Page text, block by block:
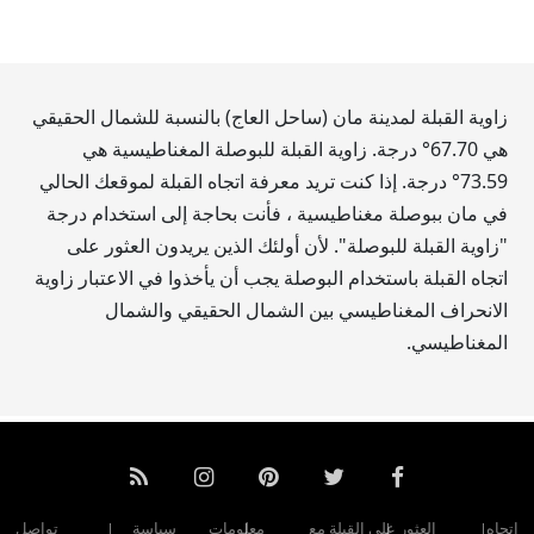
زاوية القبلة لمدينة مان (ساحل العاج) بالنسبة للشمال الحقيقي
هي67.70° درجة. زاوية القبلة للبوصلة المغناطيسية هي
73.59° درجة. إذا كنت تريد معرفة اتجاه القبلة لموقعك الحالي
في مان ببوصلة مغناطيسية ، فأنت بحاجة إلى استخدام درجة
"زاوية القبلة للبوصلة". لأن أولئك الذين يريدون العثور على
اتجاه القبلة باستخدام البوصلة يجب أن يأخذوا في الاعتبار زاوية
الانحراف المغناطيسي بين الشمال الحقيقي والشمال
المغناطيسي.
اتجاه العثور على القبلة مع معلومات سياسة تواصل